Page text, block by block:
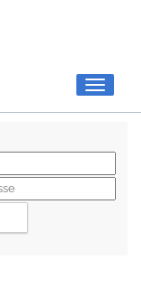
Toggle